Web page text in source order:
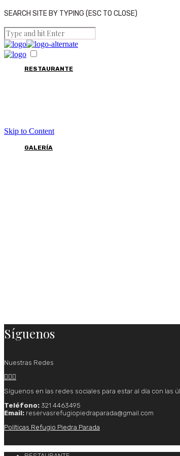
SEARCH SITE BY TYPING (ESC TO CLOSE)
RESTAURANTE
GALERÍA
Skip to Content
Síguenos
Nuestras Redes

Síguenos en las redes sociales para estar al día con las
Teléfono: 321 4463495
Email: reservasrefugiopiedraparada@gmail.com
Políticas Refugio Piedra Parada